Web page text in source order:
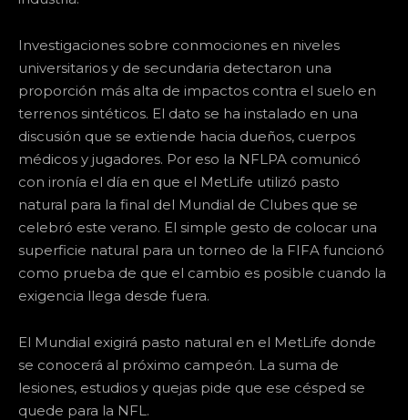
Investigaciones sobre conmociones en niveles
universitarios y de secundaria detectaron una
proporción más alta de impactos contra el suelo en
terrenos sintéticos. El dato se ha instalado en una
discusión que se extiende hacia dueños, cuerpos
médicos y jugadores. Por eso la NFLPA comunicó
con ironía el día en que el MetLife utilizó pasto
natural para la final del Mundial de Clubes que se
celebró este verano. El simple gesto de colocar una
superficie natural para un torneo de la FIFA funcionó
como prueba de que el cambio es posible cuando la
exigencia llega desde fuera.
El Mundial exigirá pasto natural en el MetLife donde
se conocerá al próximo campeón. La suma de
lesiones, estudios y quejas pide que ese césped se
quede para la NFL.